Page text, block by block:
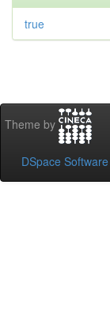
true
Theme by
DSpace Software